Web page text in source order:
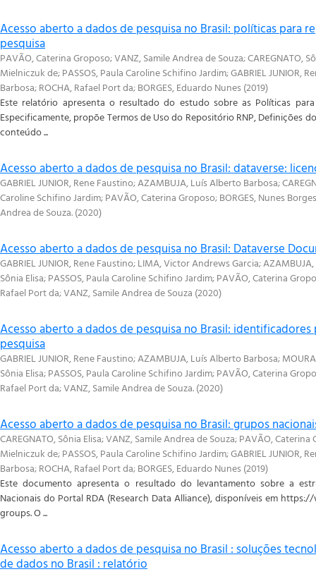
Acesso aberto a dados de pesquisa no Brasil: políticas para
pesquisa
PAVÃO, Caterina Groposo;VANZ, Samile Andrea de Souza;CAREGNATO,
Mielniczuk de;PASSOS, Paula Caroline Schifino Jardim;GABRIEL JUNIOR,
Barbosa;ROCHA, Rafael Port da;BORGES, Eduardo Nunes(2019)
Este relatório apresenta o resultado do estudo sobre as Políticas
Especificamente, propõe Termos de Uso do Repositório RNP, Definições
conteúdo ...
Acesso aberto a dados de pesquisa no Brasil: dataverse:
GABRIEL JUNIOR, Rene Faustino;AZAMBUJA, Luís Alberto Barbosa;
Caroline Schifino Jardim;PAVÃO, Caterina Groposo;BORGES, Nunes Borges
Andrea de Souza.(2020)
Acesso aberto a dados de pesquisa no Brasil: Dataverse
GABRIEL JUNIOR, Rene Faustino;LIMA, Victor Andrews Garcia;
Sônia Elisa;PASSOS, Paula Caroline Schifino Jardim;PAVÃO, Caterina
Rafael Port da;VANZ, Samile Andrea de Souza (2020)
Acesso aberto a dados de pesquisa no Brasil:
pesquisa
GABRIEL JUNIOR, Rene Faustino;AZAMBUJA, Luís Alberto Barbosa;
Sônia Elisa;PASSOS, Paula Caroline Schifino Jardim;PAVÃO, Caterina
Rafael Port da;VANZ, Samile Andrea de Souza.(2020)
Acesso aberto a dados de pesquisa no Brasil: grupos
CAREGNATO, Sônia Elisa;VANZ, Samile Andrea de Souza;PAVÃO, Caterina
Mielniczuk de;PASSOS, Paula Caroline Schifino Jardim;GABRIEL JUNIOR,
Barbosa;ROCHA, Rafael Port da;BORGES, Eduardo Nunes(2019)
Este documento apresenta o resultado do levantamento sobre a
Nacionais do Portal RDA (Research Data Alliance), disponíveis em
groups. O ...
Acesso aberto a dados de pesquisa no Brasil : soluções
de dados no Brasil : relatório